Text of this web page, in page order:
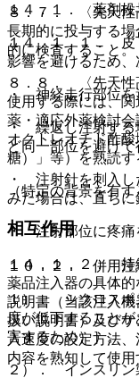
１４．１． 薬剤投
１４．１．１． 皮
影響を避けるため、
・ 神経走行部位を
・ 繰返し注射する
ど同一部位を避け
・ 注射針を刺入し
みた場合は、直ちに
・ 注射部位に疼痛
１４．１．２． 持
薬品注入器の具体
説明書（当該注入
扱い説明書）及び
入速度の設定方法
内容を熟知して使用
８．７． 〈先天性
長期的に投与する
的に検査すること。
８．８． 〈先天性
使用する際には、
薬・適応外薬検討
オクトレオチド酢
糖）」等）を熟読す
（特定の背景を有
相互作用
１０．２． 併用注
１）． シクロスポ
度が低下すること
害するため）］。
２）． インスリン